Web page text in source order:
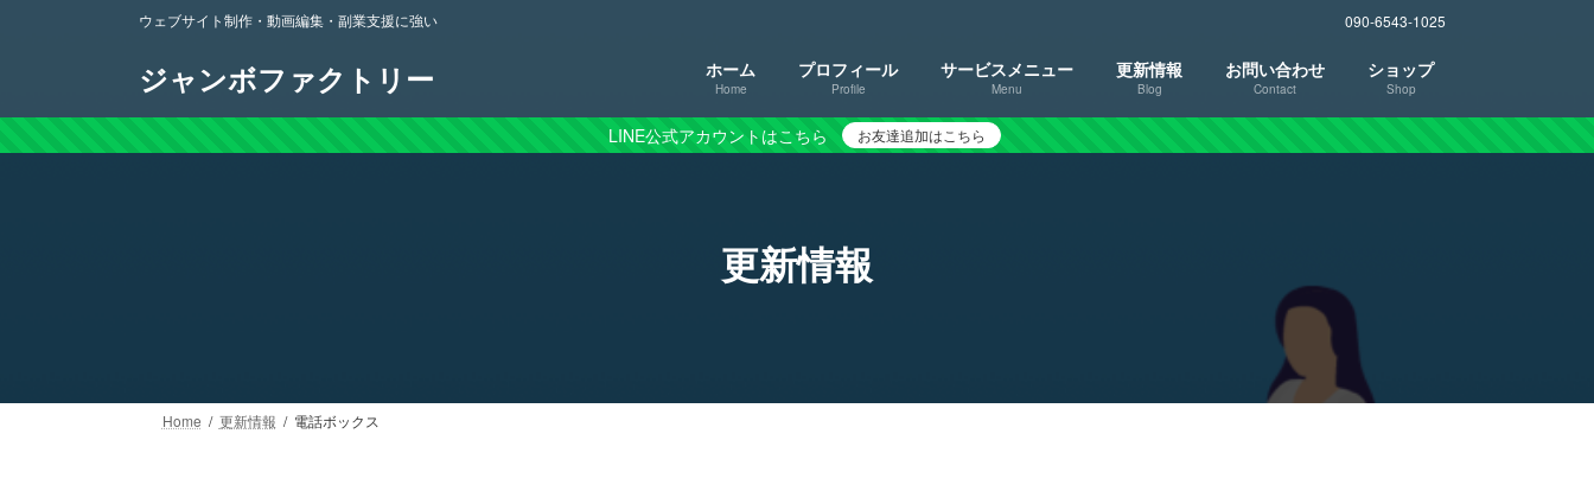
ツ
へ
シ
ョ
ウェブサイト制作・動画編集・副業支援に強い 090-6543-1025
ジャンボファクトリー ホーム
Home
プロフィール
Profile
サービスメニュー
Menu
更新情報
Blog
お問い合わせ
Contact
ショップ
Shop
LINE公式アカウントはこちら お友達追加はこちら
更新情報
Home 更新情報 電話ボックス